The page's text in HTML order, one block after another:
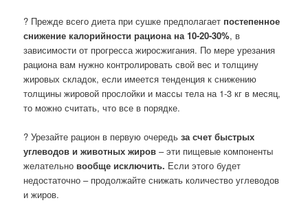
? Прежде всего диета при сушке предполагает постепенное
снижение калорийности рациона на 10-20-30%, в
зависимости от прогресса жиросжигания. По мере урезания
рациона вам нужно контролировать свой вес и толщину
жировых складок, если имеется тенденция к снижению
толщины жировой прослойки и массы тела на 1-3 кг в месяц,
то можно считать, что все в порядке.
? Урезайте рацион в первую очередьза счет быстрых
углеводов и животных жиров – эти пищевые компоненты
желательно вообще исключить. Если этого будет
недостаточно – продолжайте снижать количество углеводов
и жиров.